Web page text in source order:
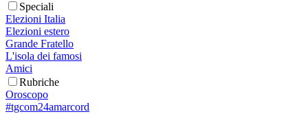
Speciali
Elezioni Italia
Elezioni estero
Grande Fratello
L'isola dei famosi
Amici
Rubriche
Oroscopo
#tgcom24amarcord